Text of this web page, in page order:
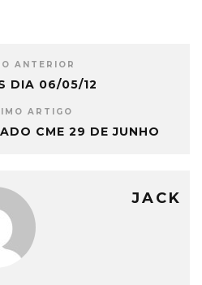
ANTERIOR
DIA 06/05/12
ARTIGO
CME 29 DE JUNHO
JACK